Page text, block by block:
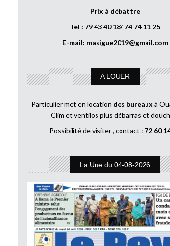
Prix à débattre
Tél : 79 43 40 18/ 74 74 11 25
E-mail: masigue2019@gmail.com
A LOUER
Particulier met en location des bureaux à
Clim et ventilos plus débarras et
Possibilité de visiter , contact : 72 60
La Une du 04-08-2026